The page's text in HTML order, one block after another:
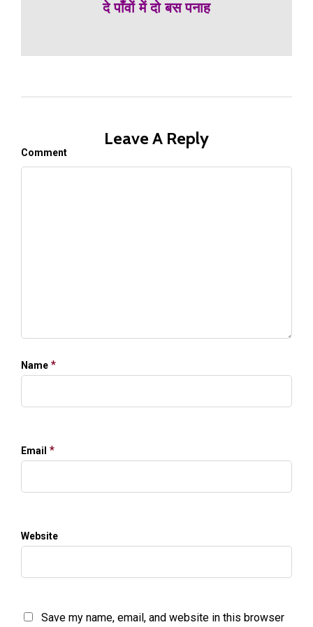
दे पाँवों में दो बस पनाह
Leave A Reply
Comment
Name *
Email *
Website
Save my name, email, and website in this browser